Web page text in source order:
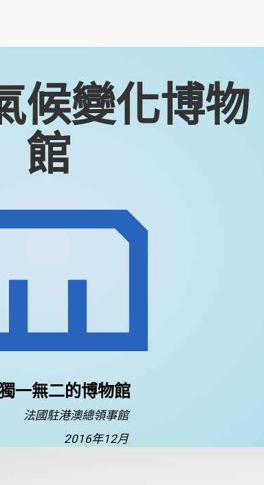
候變化博物
館
一無二的博物館
法國駐港澳總領事館
2016年12月